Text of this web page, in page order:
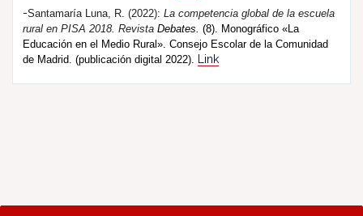
-Santamaría Luna, R. (2022): La competencia global de la escuela
rural en PISA 2018. Revista Debates. (8). Monográfico «La
Educación en el Medio Rural». Consejo Escolar de la Comunidad
de Madrid. (publicación digital 2022).
Link